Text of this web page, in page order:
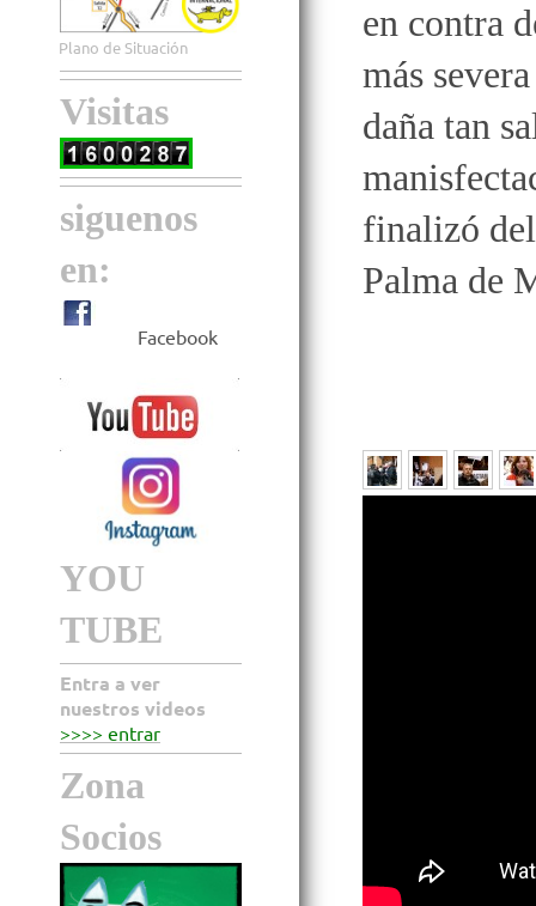
Plano de Situación
Visitas
siguenos
en:
Facebook
YOU
TUBE
Entra a ver
nuestros videos
>>>> entrar
Zona
Socios
en contra
más
daña tan
finalizó
Palma de